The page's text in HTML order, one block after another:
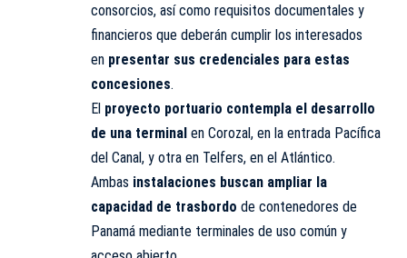
consorcios, así como requisitos documentales y
financieros que deberán cumplir los interesados
en presentar sus credenciales para estas
concesiones.
El proyecto portuario contempla el desarrollo
de una terminal en Corozal, en la entrada Pacífica
del Canal, y otra en Telfers, en el Atlántico.
Ambas instalaciones buscan ampliar la
capacidad de trasbordo de contenedores de
Panamá mediante terminales de uso común y